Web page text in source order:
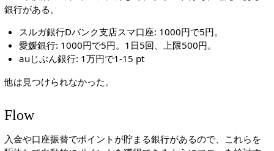
銀行がある。
スルガ銀行Dバンク支店スマ口座: 1000円で5円。
愛媛銀行: 1000円で5円。1日5回、上限500円。
auじぶん銀行: 1万円で1-15 pt
他は見つけられなかった。
Flow
入金や口座振替でポイントが貯まる銀行があるので、これらを